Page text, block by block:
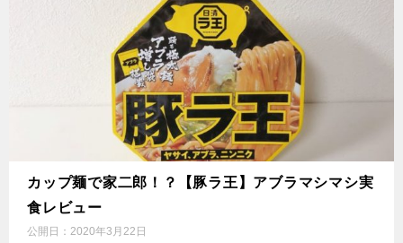
カップ麺で家二郎！？【豚ラ王】アブラマシマシ実
食レビュー
公開日： 2020年3月22日